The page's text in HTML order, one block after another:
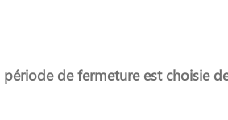
période de fermeture est choisie